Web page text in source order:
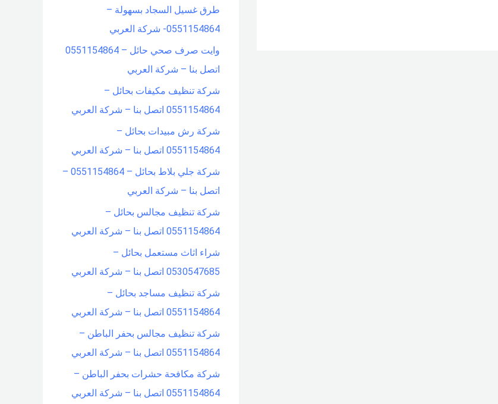
طرق غسيل السجاد بسهولة –
0551154864- شركة العربي
وايت صرف صحي حائل – 0551154864
اتصل بنا – شركة العربي
شركة تنظيف مكيفات بحائل –
0551154864 اتصل بنا – شركة العربي
شركة رش مبيدات بحائل –
0551154864 اتصل بنا – شركة العربي
شركة جلي بلاط بحائل – 0551154864 –
اتصل بنا – شركة العربي
شركة تنظيف مجالس بحائل –
0551154864 اتصل بنا – شركة العربي
شراء اثاث مستعمل بحائل –
0530547685 اتصل بنا – شركة العربي
شركة تنظيف مساجد بحائل –
0551154864 اتصل بنا – شركة العربي
شركة تنظيف مجالس بحفر الباطن –
0551154864 اتصل بنا – شركة العربي
شركة مكافحة حشرات بحفر الباطن –
0551154864 اتصل بنا – شركة العربي